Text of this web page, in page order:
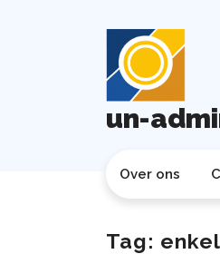
un-
Over ons
Tag: